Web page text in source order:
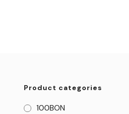
Product categories
100BON